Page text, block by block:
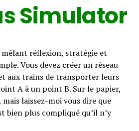
Simulator
mêlant réflexion, stratégie et
Vous devez créer un réseau
aux trains de transporter leurs
A à un point B. Sur le papier,
laissez-moi vous dire que
bien plus compliqué qu’il n’y